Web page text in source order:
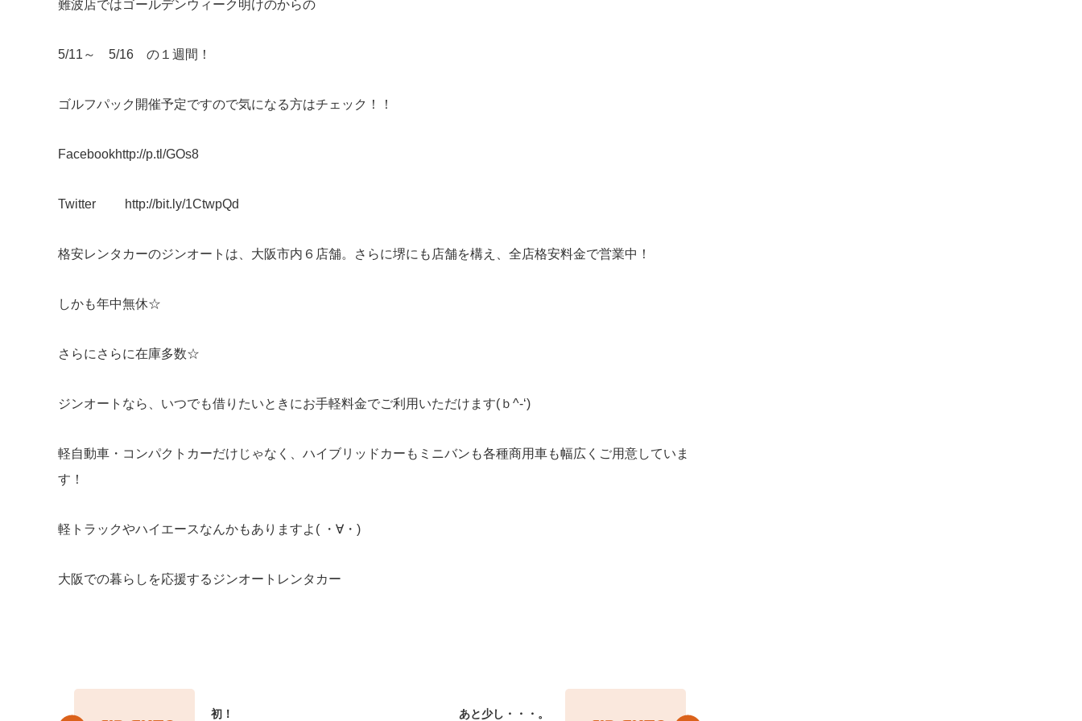
難波店ではゴールデンウィーク明けのからの
5/11～ 5/16 の１週間！
ゴルフパック開催予定ですので気になる方はチェック！！
Facebookhttp://p.tl/GOs8
Twitter http://bit.ly/1CtwpQd
格安レンタカーのジンオートは、大阪市内６店舗。さらに堺にも店舗を構え、全店格安料金で営業中！
しかも年中無休☆
さらにさらに在庫多数☆
ジンオートなら、いつでも借りたいときにお手軽料金でご利用いただけます(ｂ^-‘)
軽自動車・コンパクトカーだけじゃなく、ハイブリッドカーもミニバンも各種商用車も幅広くご用意していま
す！
軽トラックやハイエースなんかもありますよ( ・∀・)
大阪での暮らしを応援するジンオートレンタカー
初！ あと少し・・・。